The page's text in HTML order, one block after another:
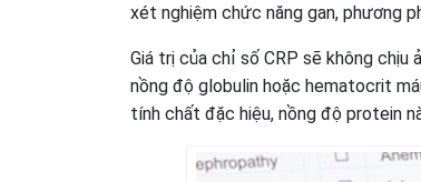
xét nghiệm chức năng gan, phương
Giá trị của chỉ số CRP sẽ không
nồng độ globulin hoặc hematocrit
tính chất đặc hiệu, nồng độ protein